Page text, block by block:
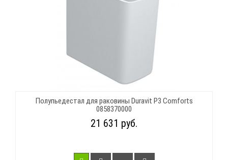
Полупьедестал для раковины Duravit P3 Comforts
0858370000
21 631 руб.